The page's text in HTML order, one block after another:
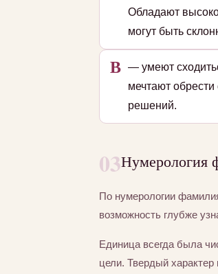
Обладают
могут быть
В — умеют
мечтают
решений.
03Нумерология
По нумерологии
возможность глубже
Единица всегда была
цели. Твердый